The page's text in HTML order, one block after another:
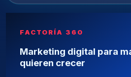
FACTORÍA 360
Marketing digital para
quieren crecer